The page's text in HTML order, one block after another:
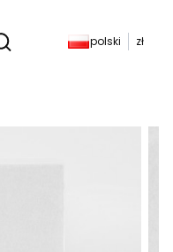
Otwórz wyszukiwarkę
Produkty w
polski zł